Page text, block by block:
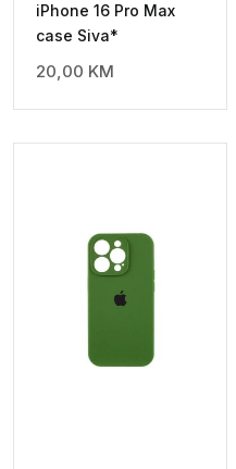
iPhone 16 Pro Max
case Siva*
20,00 KM